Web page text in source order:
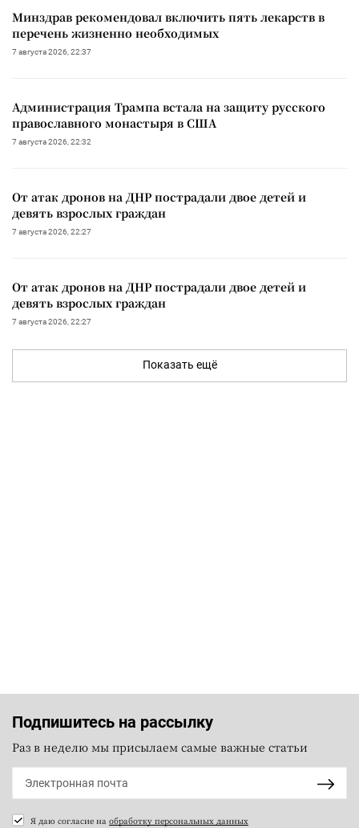
Минздрав рекомендовал включить пять лекарств в
перечень жизненно необходимых
7 августа 2026, 22:37
Администрация Трампа встала на защиту русского
православного монастыря в США
7 августа 2026, 22:32
От атак дронов на ДНР пострадали двое детей и
девять взрослых граждан
7 августа 2026, 22:27
От атак дронов на ДНР пострадали двое детей и
девять взрослых граждан
7 августа 2026, 22:27
Показать ещё
Подпишитесь на рассылку
Раз в неделю мы присылаем самые важные статьи
Я даю согласие на обработку персональных данных